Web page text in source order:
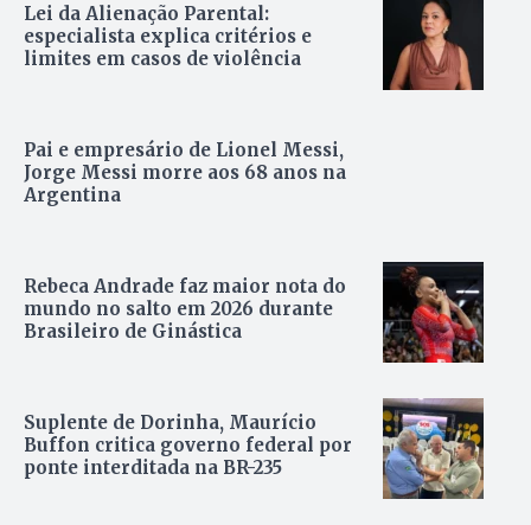
Lei da Alienação Parental:
especialista explica critérios e
limites em casos de violência
Pai e empresário de Lionel Messi,
Jorge Messi morre aos 68 anos na
Argentina
Rebeca Andrade faz maior nota do
mundo no salto em 2026 durante
Brasileiro de Ginástica
Suplente de Dorinha, Maurício
Buffon critica governo federal por
ponte interditada na BR-235